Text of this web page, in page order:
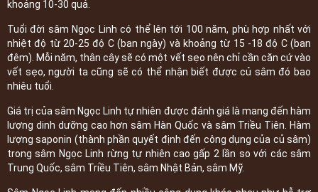
khoảng 10-30 quả.
Tuổi đời sâm Ngọc Linh có thể lên tới 100 năm, phù hợp nhất với
nhiệt độ từ 20-25 độ C (ban ngày) và khoảng từ 15 -18 độ C (ban
đêm). Mỗi năm, thân cây sẽ có một vết sẹo nên chỉ cần căn cứ vào
vết sẹo, người ta cũng sẽ có thể nhận biết được củ sâm đó bao
nhiêu tuổi.
Giá trị của sâm Ngọc Linh tự nhiên được đánh giá là mang đến hàm
lượng dinh dưỡng cao hơn sâm Hàn Quốc và sâm Triều Tiên. Hàm
lượng saponin (thành phần quyết định đến công dụng của củ sâm)
trong sâm Ngọc Linh rừng tự nhiên cao gấp 2 lần so với các sâm
Trung Quốc, sâm Triều Tiên, sâm Nhật Bản, sâm Mỹ.